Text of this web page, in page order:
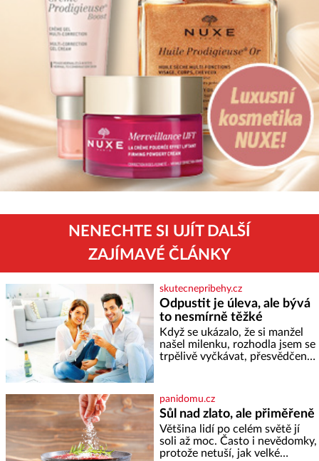
NENECHTE SI UJÍT DALŠÍ
ZAJÍMAVÉ ČLÁNKY
skutecnepribehy.cz
Odpustit je úleva, ale bývá
to nesmírně těžké
Když se ukázalo, že si manžel
našel milenku, rozhodla jsem se
trpělivě vyčkávat, přesvědčena,
nejtěžších věcí na světě. Ale
každý, kdo s tím má nějaké
zkušenosti, se zapřísahá, že
pokud odpustíte, znatelně se
vám uleví. Když se ke mně
doneslo, že si manžel pořídil
panidomu.cz
Sůl nad zlato, ale přiměřeně
Většina lidí po celém světě jí
soli až moc. Často i nevědomky,
protože netuší, jak velké